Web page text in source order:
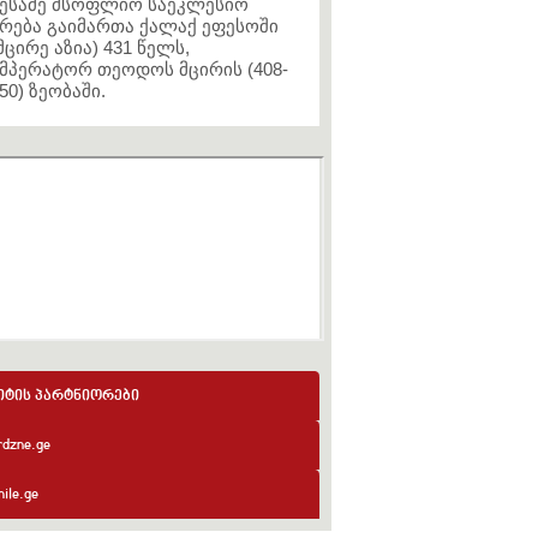
მსოფლიო საეკლესიო
გაიმართა ქალაქ ეფესოში
აზია) 431 წელს,
თეოდოს მცირის (408-
ზეობაში.
პარტნიორები